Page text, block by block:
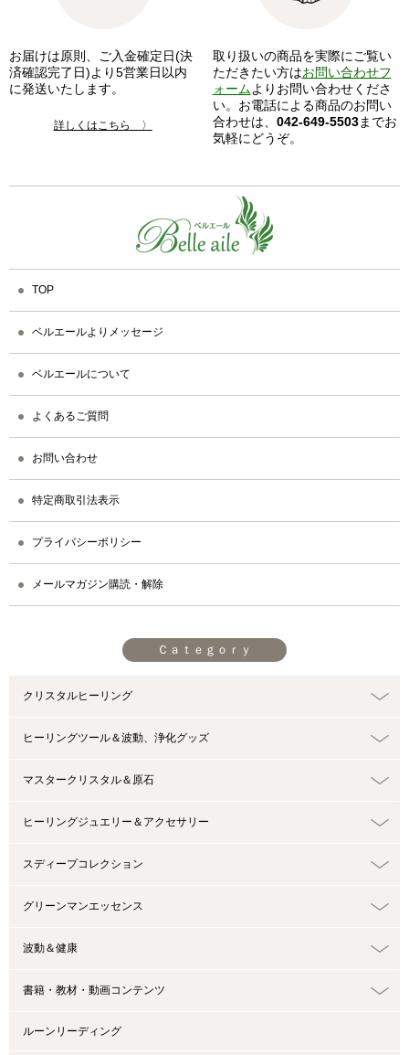
お届けは原則、ご入金確定日(決
済確認完了日)より5営業日以内
に発送いたします。
詳しくはこちら 〉
取り扱いの商品を実際にご覧い
ただきたい方はお問い合わせフ
ォームよりお問い合わせくださ
い。お電話による商品のお問い
合わせは、 042-649-5503までお
気軽にどうぞ。
TOP
ベルエールよりメッセージ
ベルエールについて
よくあるご質問
お問い合わせ
特定商取引法表示
プライバシーポリシー
メールマガジン購読・解除
Ｃａｔｅｇｏｒｙ
クリスタルヒーリング
ヒーリングツール＆波動、浄化グッズ
マスタークリスタル＆原石
ヒーリングジュエリー＆アクセサリー
スディープコレクション
グリーンマンエッセンス
波動＆健康
書籍・教材・動画コンテンツ
ルーンリーディング